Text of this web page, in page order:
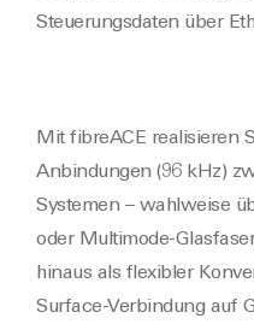
Steuerungsdaten über
Mit fibreACE realisieren
Anbindungen (96 kHz)
Systemen – wahlweise
oder Multimode-
hinaus als flexibler
Surface-Verbindung auf